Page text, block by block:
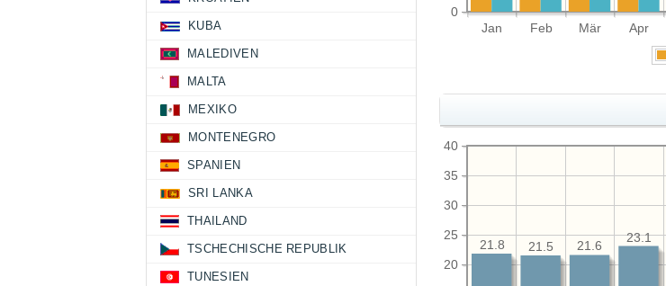
Jan Feb Mär Apr
0
20
25
30
35
40
23.1
21.6
21.5
21.8
KUBA
MALEDIVEN
MALTA
MEXIKO
MONTENEGRO
SPANIEN
SRI LANKA
THAILAND
TSCHECHISCHE REPUBLIK
TUNESIEN